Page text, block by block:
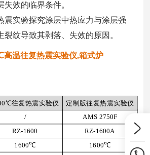
效的临界条件。
震实验探究涂层中热应力与涂层强
裂纹导致其剥落、失效的原因。
高温往复热震实验仪,箱式炉
往复热震实验仪
定制版往复热震实验仪
/
AMS 2750F
RZ-1600
RZ-1600A
1600℃ 1600℃